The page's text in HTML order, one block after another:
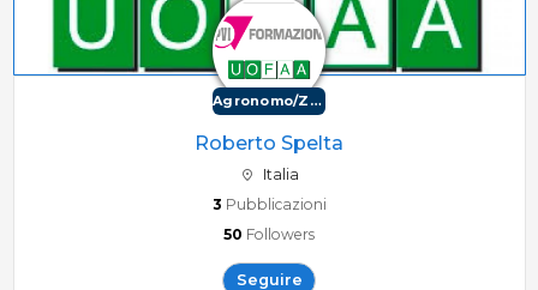
Agronomo/Zootecnico
Roberto Spelta
Italia
3 Pubblicazioni
50 Followers
Seguire